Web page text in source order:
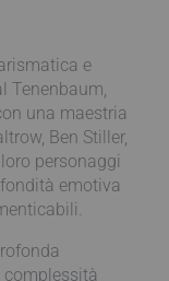
e
Tenenbaum,
una maestria
Ben Stiller,
personaggi
emotiva